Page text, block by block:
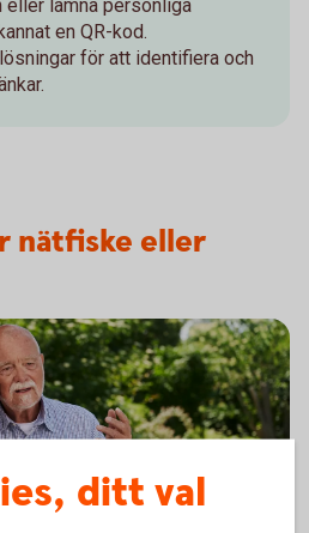
eller lämna personliga
en QR-kod.
för att identifiera och
nätfiske eller
ditt val